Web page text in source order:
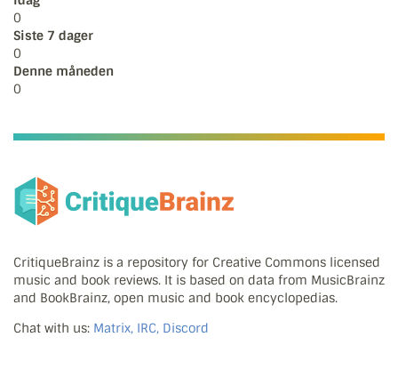
0
Siste 7 dager
0
Denne måneden
0
CritiqueBrainz is a repository for Creative Commons licensed
music and book reviews. It is based on data from MusicBrainz
and BookBrainz, open music and book encyclopedias.
Chat with us: Matrix, IRC, Discord